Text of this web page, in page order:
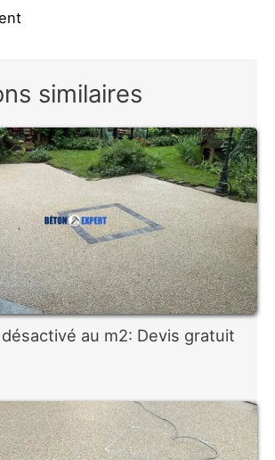
similaires
au m2: Devis gratuit